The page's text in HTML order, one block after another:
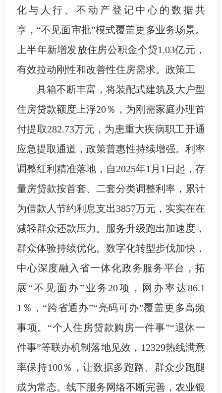
化与人行、不动产登记中心的数据共
享，“不见面审批”模式覆盖更多业务场景。
上半年新增发放住房公积金个贷1.03亿元，
有效拉动刚性和改善性住房需求。政策工
具箱不断丰富，将装配式建筑及大户型
住房贷款额度上浮20％，为刚需家庭办理首
付提取282.73万元，为患重大疾病职工开通
应急提取通道，政策普惠性持续增强。利率
调整红利精准落地，自2025年1月1日起，存
量房贷款按首套、二套分类调整利率，累计
为借款人节约利息支出3857万元，实实在在
减轻群众还款压力。服务升级跑出加速度，
群众体验持续优化。数字化转型步伐加快，
中心深度融入省一体化政务服务平台，拓
展“不见面办”业务20项，网办率达86.1
1％，“跨省通办”“亮码可办”覆盖更多高频
事项。“个人住房贷款购房一件事”“退休一
件事”等联办机制落地见效，12329热线满意
率保持100％，让数据多跑路、群众少跑腿
成为常态。线下服务网络不断完善，农业银